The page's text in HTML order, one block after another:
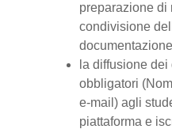
preparazione di
condivisione
la diffusione
obbligatori
e-mail) agli
piattaforma e